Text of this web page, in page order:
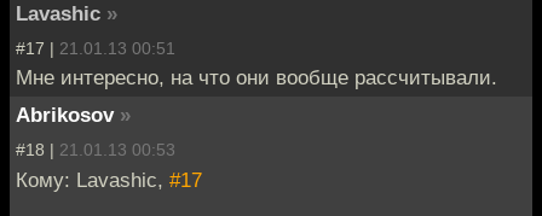
Lavashic »
#17 | 21.01.13 00:51
Мне интересно, на что они вообще рассчитывали.
Abrikosov »
#18 | 21.01.13 00:53
Кому: Lavashic, #17